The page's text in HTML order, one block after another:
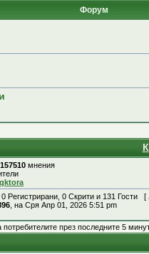
Форум
157510 мнения
0 Регистрирани, 0 Скрити и 131 Гости [
, на Сря Апр 01, 2026 5:51 pm
през последните 5